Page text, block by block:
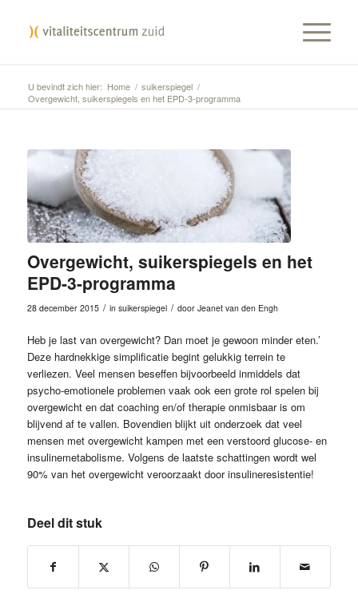
U bevindt zich hier: Home / suikerspiegel /
Overgewicht, suikerspiegels en het EPD-3-programma
Overgewicht, suikerspiegels en het
EPD-3-programma
28 december 2015 / in suikerspiegel / door Jeanet van den Engh
Heb je last van overgewicht? Dan moet je gewoon minder eten.’
Deze hardnekkige simplificatie begint gelukkig terrein te
verliezen. Veel mensen beseffen bijvoorbeeld inmiddels dat
psycho-emotionele problemen vaak ook een grote rol spelen bij
overgewicht en dat coaching en/of therapie onmisbaar is om
blijvend af te vallen. Bovendien blijkt uit onderzoek dat veel
mensen met overgewicht kampen met een verstoord glucose- en
insulinemetabolisme. Volgens de laatste schattingen wordt wel
90% van het overgewicht veroorzaakt door insulineresistentie!
Deel dit stuk